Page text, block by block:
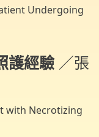
Undergoing
護經驗 ／張
with Necrotizing